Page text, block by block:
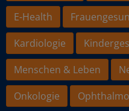
E-Health
Kardiologie
Menschen & Leben
Onkologie